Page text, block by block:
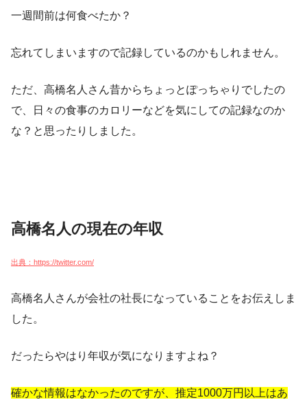
一週間前は何食べたか？
忘れてしまいますので記録しているのかもしれません。
ただ、高橋名人さん昔からちょっとぽっちゃりでしたの
で、日々の食事のカロリーなどを気にしての記録なのか
な？と思ったりしました。
高橋名人の現在の年収
出典：https://twitter.com/
高橋名人さんが会社の社長になっていることをお伝えしま
した。
だったらやはり年収が気になりますよね？
確かな情報はなかったのですが、推定1000万円以上はあ